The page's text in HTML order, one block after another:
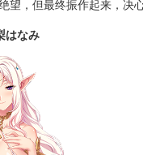
望，但最终振作起来，决
はなみ